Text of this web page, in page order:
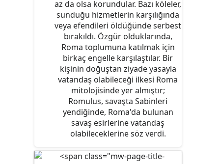
az da olsa korundular. Bazı köleler,
sunduğu hizmetlerin karşılığında
veya efendileri öldüğünde serbest
bırakıldı. Özgür olduklarında,
Roma toplumuna katılmak için
birkaç engelle karşılaştılar. Bir
kişinin doğuştan ziyade yasayla
vatandaş olabileceği ilkesi Roma
mitolojisinde yer almıştır;
Romulus, savaşta Sabinleri
yendiğinde, Roma'da bulunan
savaş esirlerine vatandaş
olabileceklerine söz verdi.